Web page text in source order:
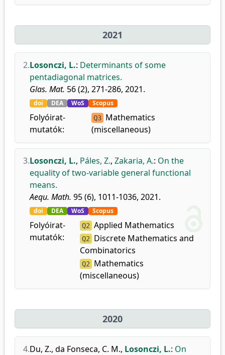
2021
2.Losonczi, L.: Determinants of some
pentadiagonal matrices.
Glas. Mat. 56 (2), 271-286, 2021.
doi DEA WoS Scopus
Folyóirat-
mutatók:
Q3 Mathematics
(miscellaneous)
3.Losonczi, L., Páles, Z., Zakaria, A.: On the
equality of two-variable general functional
means.
Aequ. Math. 95 (6), 1011-1036, 2021.
doi DEA WoS Scopus
Folyóirat-
mutatók:
Q2 Applied Mathematics
Q2 Discrete Mathematics and
Combinatorics
Q2 Mathematics
(miscellaneous)
2020
4.Du, Z., da Fonseca, C. M., Losonczi, L.: On